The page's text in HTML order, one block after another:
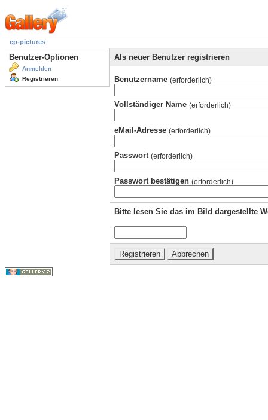
cp-pictures
Benutzer-Optionen
Anmelden
Registrieren
Als neuer Benutzer registrieren
Benutzername (erforderlich)
Vollständiger Name (erforderlich)
eMail-Adresse (erforderlich)
Passwort (erforderlich)
Passwort bestätigen (erforderlich)
Bitte lesen Sie das im Bild dargestellte